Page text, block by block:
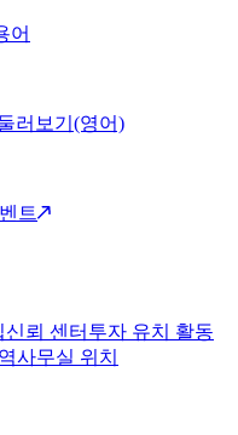
어
러보기(영어)
트
신뢰 센터 투자 유치 활동
사무실 위치